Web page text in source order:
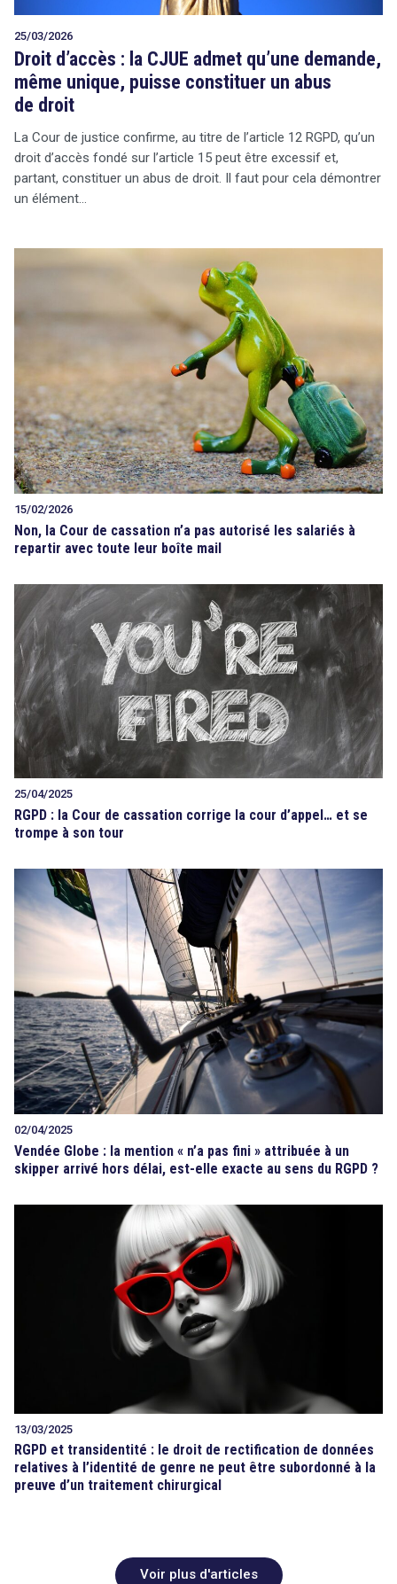
15/02/2026
Non, la Cour de cassation n’a pas autorisé les salariés à
repartir avec toute leur boîte mail
25/04/2025
RGPD : la Cour de cassation corrige la cour d’appel… et se
trompe à son tour
02/04/2025
Vendée Globe : la mention « n’a pas fini » attribuée à un
skipper arrivé hors délai, est-elle exacte au sens du RGPD ?
13/03/2025
RGPD et transidentité : le droit de rectification de données
relatives à l’identité de genre ne peut être subordonné à la
preuve d’un traitement chirurgical
25/03/2026
Droit d’accès : la CJUE admet qu’une demande,
même unique, puisse constituer un abus
de droit
La Cour de justice confirme, au titre de l’article 12 RGPD, qu’un
droit d’accès fondé sur l’article 15 peut être excessif et,
partant, constituer un abus de droit. Il faut pour cela démontrer
un élément…
Voir plus d'articles